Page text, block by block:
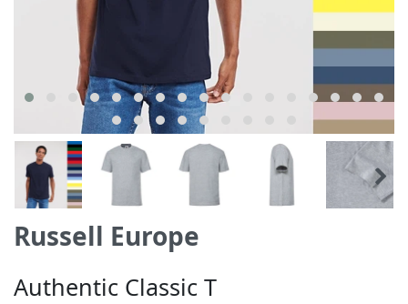
Russell Europe
Authentic Classic T